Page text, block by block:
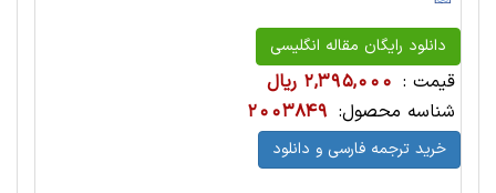
دانلود رایگان مقاله انگلیسی
قیمت : 2,395,000 ریال
شناسه محصول: 2003849
خرید ترجمه فارسی و دانلود